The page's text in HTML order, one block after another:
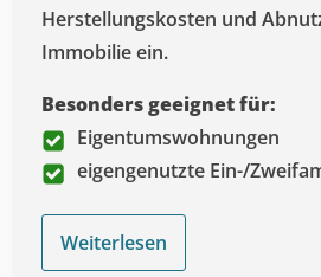
Herstellungskosten und
Immobilie ein.
Besonders geeignet für:
Eigentumswohnungen
eigengenutzte Ein-/
Weiterlesen